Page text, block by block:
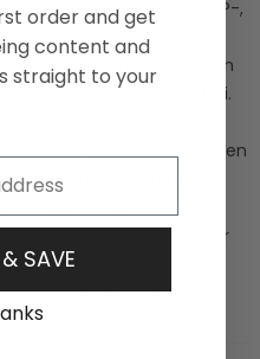
Frei von DEHP-, DBP-, BBP-,
setzen beim ersten
harmlosen Geruch frei.
Matte 2-3 Tage vor
Wash oder einem feuchten
Reinigungsmittel
kann verblassen und
wenn sie längere Zeit der
Ihre Matte bei
aufzubewahren.
order and get
content and
straight to your
SAVE